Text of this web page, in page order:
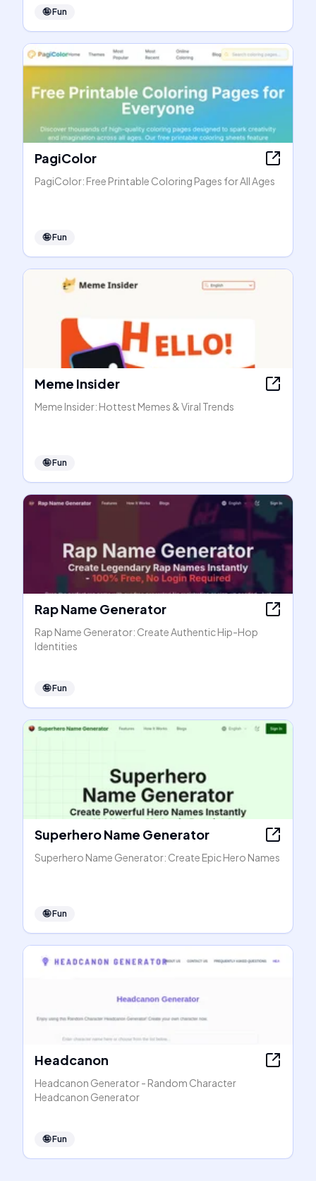
🤪Fun
PagiColor
PagiColor: Free Printable Coloring Pages for All Ages
🤪Fun
Meme Insider
Meme Insider: Hottest Memes & Viral Trends
🤪Fun
Rap Name Generator
Rap Name Generator: Create Authentic Hip-Hop
Identities
🤪Fun
Superhero Name Generator
Superhero Name Generator: Create Epic Hero Names
🤪Fun
Headcanon
Headcanon Generator - Random Character
Headcanon Generator
🤪Fun